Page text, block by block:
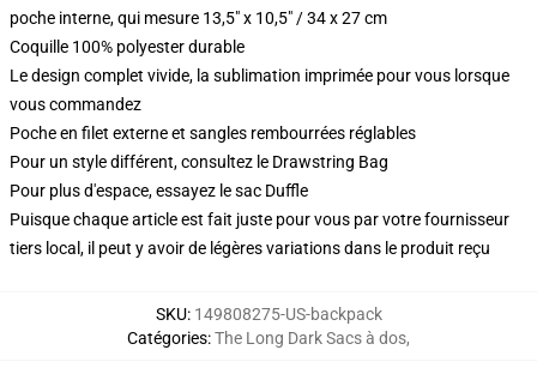
poche interne, qui mesure 13,5" x 10,5" / 34 x 27 cm
Coquille 100% polyester durable
Le design complet vivide, la sublimation imprimée pour vous lorsque
vous commandez
Poche en filet externe et sangles rembourrées réglables
Pour un style différent, consultez le Drawstring Bag
Pour plus d'espace, essayez le sac Duffle
Puisque chaque article est fait juste pour vous par votre fournisseur
tiers local, il peut y avoir de légères variations dans le produit reçu
SKU: 149808275-US-backpack
Catégories:The Long Dark Sacs à dos,